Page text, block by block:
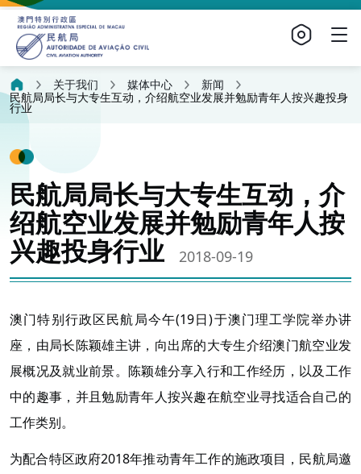
关于我们 媒体中心
新闻
民航局局长与大专生互动，介绍航空业发展并勉励青年人按兴趣投身
行业
民航局局长与大专生互动，介
绍航空业发展并勉励青年人按
兴趣投身行业
2018-09-19
澳门特别行政区民航局今午(19日)于澳门理工学院举办讲
座，由局长陈颖雄主讲，向出席的大专生介绍澳门航空业发
展概况及就业前景。陈颖雄分享入行和工作经历，以及工作
中的趣事，并且勉励青年人按兴趣在航空业寻找适合自己的
工作类别。
为配合特区政府2018年推动青年工作的施政项目，民航局邀